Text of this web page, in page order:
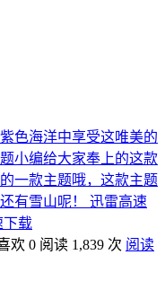
色海洋中享受这唯美的
小编给大家奉上的这款
一款主题哦，这款主题
有雪山呢！ 迅雷高速
欢 0 阅读 1,839 次 阅读